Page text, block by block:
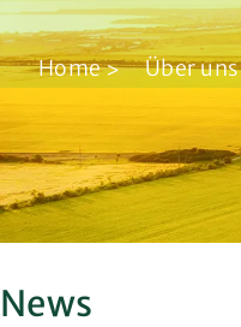
Home Über uns
News
Standorte
Vorstand & Aufsichtsrat
Kontakt
Agrar
Energie
Logistik